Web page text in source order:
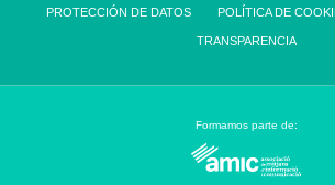
PROTECCIÓN DE DATOS POLÍTICA DE
TRANSPARENCIA
Formamos parte de: